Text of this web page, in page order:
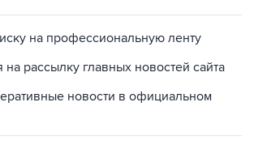
на профессиональную ленту
на рассылку главных новостей сайта
новости в официальном